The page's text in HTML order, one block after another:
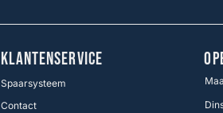
KLANTENSERVICE
Spaarsysteem
Contact